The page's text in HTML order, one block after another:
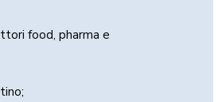
food, pharma e